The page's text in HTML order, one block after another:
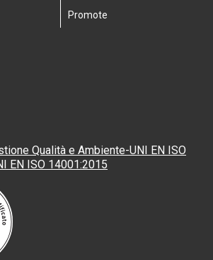
Promote
Qualità e Ambiente-UNI EN ISO
EN ISO 14001:2015